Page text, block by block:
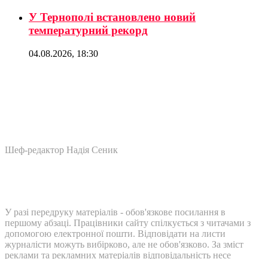
У Тернополі встановлено новий
температурний рекорд
04.08.2026, 18:30
Шеф-редактор Надія Сеник
У разі передруку матеріалів - обов'язкове посилання в
першому абзаці. Працівники сайту спілкується з читачами з
допомогою електронної пошти. Відповідати на листи
журналісти можуть вибірково, але не обов'язково. За зміст
реклами та рекламних матеріалів відповідальність несе